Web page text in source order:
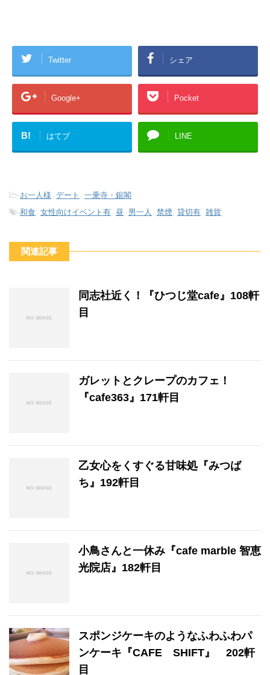
Twitter シェア
Google+ Pocket
B! はてブ LINE
-お一人様 デート
一乗寺・銀閣
-和食 女性向けイベント有 昼 男一人 禁煙 貸切有 雑貨
関連記事
同志社近く！『ひつじ堂cafe』108軒
目
ガレットとクレープのカフェ！
『cafe363』171軒目
乙女心をくすぐる甘味処『みつば
ち』192軒目
小鳥さんと一休み『cafe marble 智恵
光院店』182軒目
スポンジケーキのようなふわふわパ
ンケーキ『CAFE SHIFT』 202軒
目